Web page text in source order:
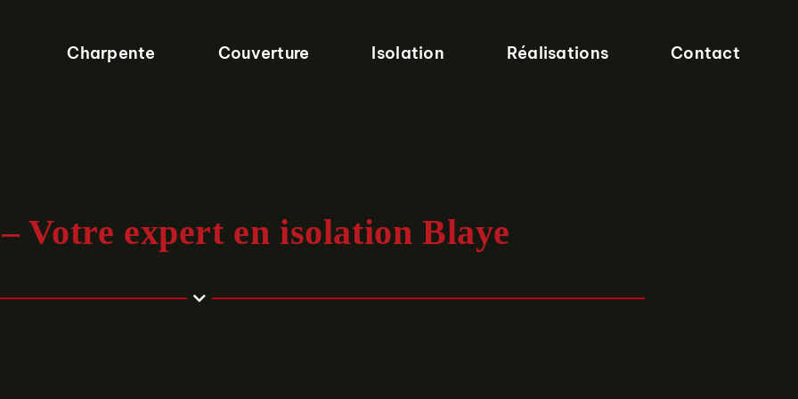
Charpente Couverture Isolation Réalisations Contact
Votre expert en isolation Blaye